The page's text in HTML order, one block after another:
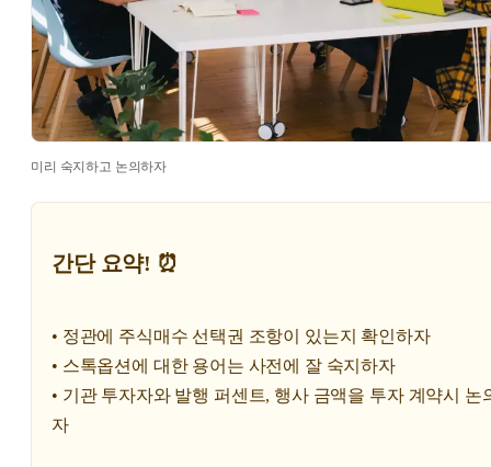
미리 숙지하고 논의하자
간단 요약! ⏰
• 정관에 주식매수 선택권 조항이 있는지 확인하자
• 스톡옵션에 대한 용어는 사전에 잘 숙지하자
• 기관 투자자와 발행 퍼센트, 행사 금액을 투자 계약시 논
자